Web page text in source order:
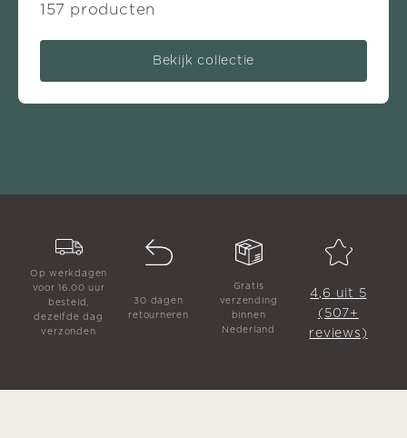
157 producten
Bekijk collectie
Op werkdagen
voor 16.00 uur
besteld,
dezelfde dag
verzonden
30 dagen
retourneren
Gratis
verzending
binnen
Nederland
4,6 uit 5
(507+
reviews)